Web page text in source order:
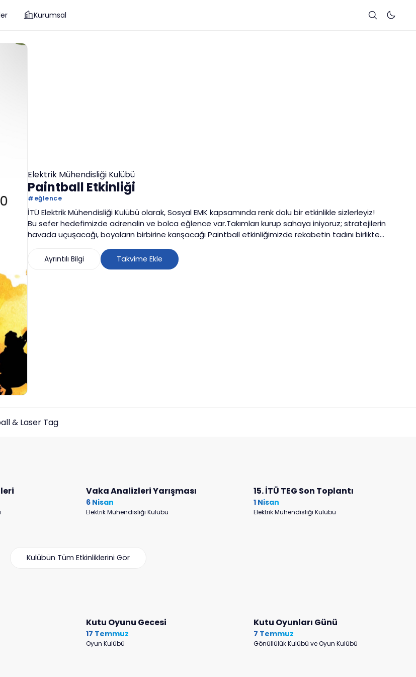
Kurumsal
Elektrik Mühendisliği Kulübü
Paintball Etkinliği
#eğlence
İTÜ Elektrik Mühendisliği Kulübü olarak, Sosyal EMK kapsamında renk dolu bir etkinlikle sizlerleyiz!
Bu sefer hedefimizde adrenalin ve bolca eğlence var.Takımları kurup sahaya iniyoruz; stratejilerin
havada uçuşacağı, boyaların birbirine karışacağı Paintball etkinliğimizde rekabetin tadını birlikte
Ayrıntılı Bilgi Takvime Ekle
& Laser Tag
Vaka Analizleri Yarışması
6 Nisan
Elektrik Mühendisliği Kulübü
15. İTÜ TEG Son Toplantı
1 Nisan
Elektrik Mühendisliği Kulübü
Kulübün Tüm Etkinliklerini Gör
Kutu Oyunu Gecesi
17 Temmuz
Oyun Kulübü
Kutu Oyunları Günü
7 Temmuz
Gönüllülük Kulübü ve Oyun Kulübü